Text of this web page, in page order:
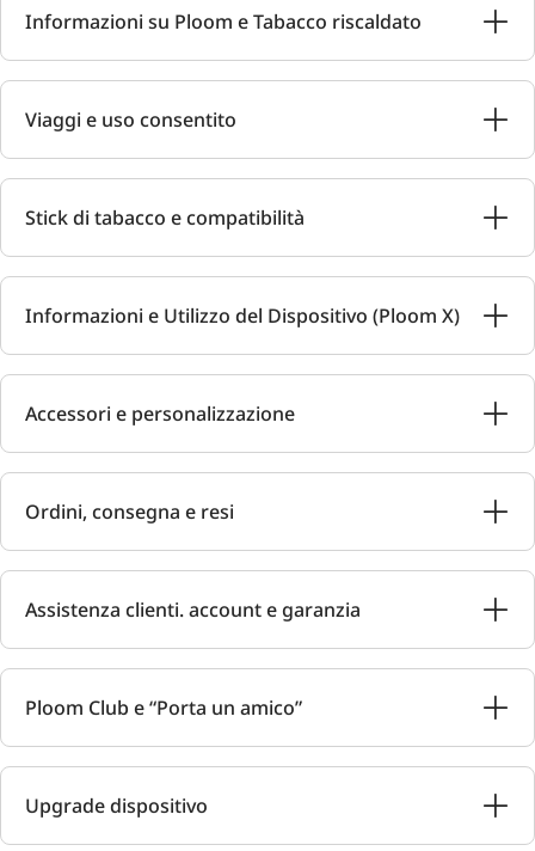
Informazioni su Ploom e Tabacco riscaldato
Viaggi e uso consentito
Stick di tabacco e compatibilità
Informazioni e Utilizzo del Dispositivo (Ploom X)
Accessori e personalizzazione
Ordini, consegna e resi
Assistenza clienti. account e garanzia
Ploom Club e “Porta un amico”
Upgrade dispositivo